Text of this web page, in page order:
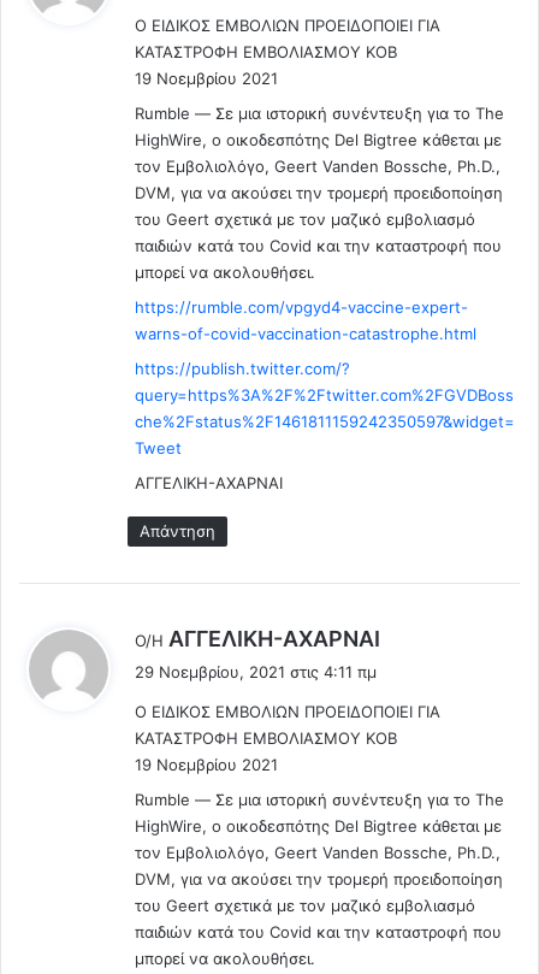
ι
:
Ο ΕΙΔΙΚΟΣ ΕΜΒΟΛΙΩΝ ΠΡΟΕΙΔΟΠΟΙΕΙ ΓΙΑ
ΚΑΤΑΣΤΡΟΦΗ ΕΜΒΟΛΙΑΣΜΟΥ ΚΟΒ
19 Νοεμβρίου 2021
Rumble — Σε μια ιστορική συνέντευξη για το The
HighWire, ο οικοδεσπότης Del Bigtree κάθεται με
τον Εμβολιολόγο, Geert Vanden Bossche, Ph.D.,
DVM, για να ακούσει την τρομερή προειδοποίηση
του Geert σχετικά με τον μαζικό εμβολιασμό
παιδιών κατά του Covid και την καταστροφή που
μπορεί να ακολουθήσει.
https://rumble.com/vpgyd4-vaccine-expert-
warns-of-covid-vaccination-catastrophe.html
https://publish.twitter.com/?
query=https%3A%2F%2Ftwitter.com%2FGVDBoss
che%2Fstatus%2F1461811159242350597&widget=
Tweet
ΑΓΓΕΛΙΚΗ-ΑΧΑΡΝΑΙ
Απάντηση
Ο/Η AΓΓΕΛΙΚΗ-ΑΧΑΡΝΑΙ
ι
:
29 Νοεμβρίου, 2021 στις 4:11 πμ
Ο ΕΙΔΙΚΟΣ ΕΜΒΟΛΙΩΝ ΠΡΟΕΙΔΟΠΟΙΕΙ ΓΙΑ
ΚΑΤΑΣΤΡΟΦΗ ΕΜΒΟΛΙΑΣΜΟΥ ΚΟΒ
19 Νοεμβρίου 2021
Rumble — Σε μια ιστορική συνέντευξη για το The
HighWire, ο οικοδεσπότης Del Bigtree κάθεται με
τον Εμβολιολόγο, Geert Vanden Bossche, Ph.D.,
DVM, για να ακούσει την τρομερή προειδοποίηση
του Geert σχετικά με τον μαζικό εμβολιασμό
παιδιών κατά του Covid και την καταστροφή που
μπορεί να ακολουθήσει.